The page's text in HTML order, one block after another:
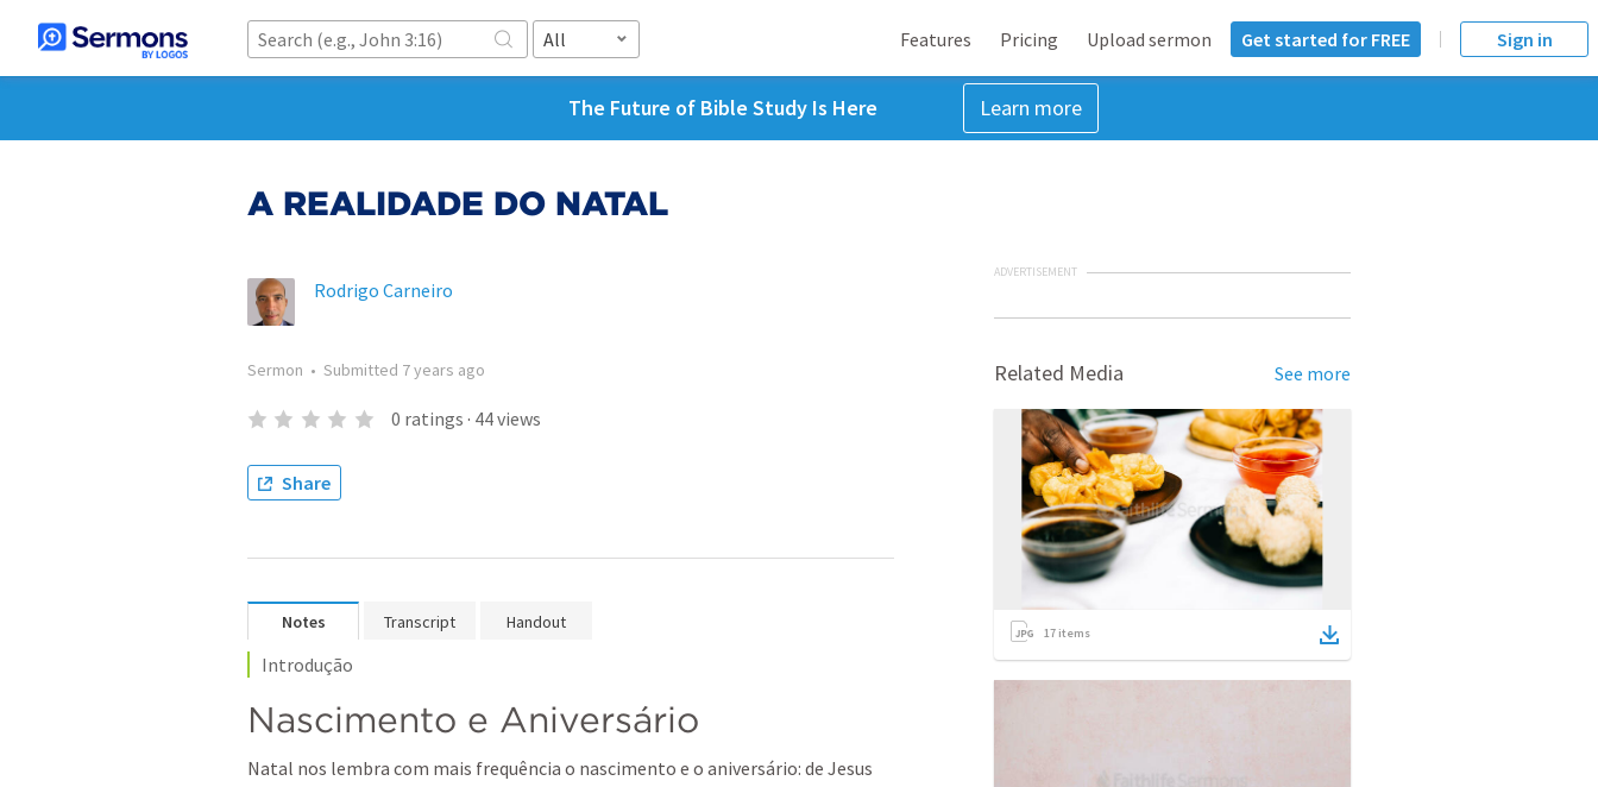
All Features Pricing Upload sermon Get started for FREE Sign in
The Future of Bible Study Is Here Learn more
A REALIDADE DO NATAL
Rodrigo Carneiro
Sermon • Submitted 7 years ago
0 ratings · 44views
Share
Notes Transcript Handout
Introdução
Nascimento e Aniversário
Natal nos lembra com mais frequência o nascimento e o aniversário: de Jesus
ADVERTISEMENT
Related Media See more
17 items